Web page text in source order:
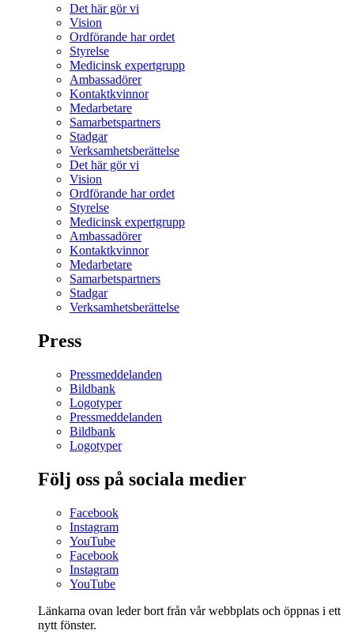
Det här gör vi
Vision
Ordförande har ordet
Styrelse
Medicinsk expertgrupp
Ambassadörer
Kontaktkvinnor
Medarbetare
Samarbetspartners
Stadgar
Verksamhetsberättelse
Det här gör vi
Vision
Ordförande har ordet
Styrelse
Medicinsk expertgrupp
Ambassadörer
Kontaktkvinnor
Medarbetare
Samarbetspartners
Stadgar
Verksamhetsberättelse
Press
Pressmeddelanden
Bildbank
Logotyper
Pressmeddelanden
Bildbank
Logotyper
Följ oss på sociala medier
Facebook
Instagram
YouTube
Facebook
Instagram
YouTube
Länkarna ovan leder bort från vår webbplats och öppnas i ett
nytt fönster.